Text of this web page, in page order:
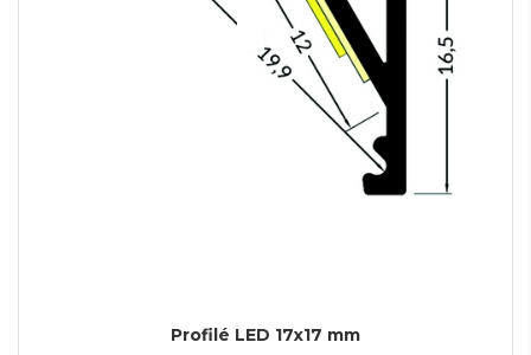
Profilé LED 17x17 mm